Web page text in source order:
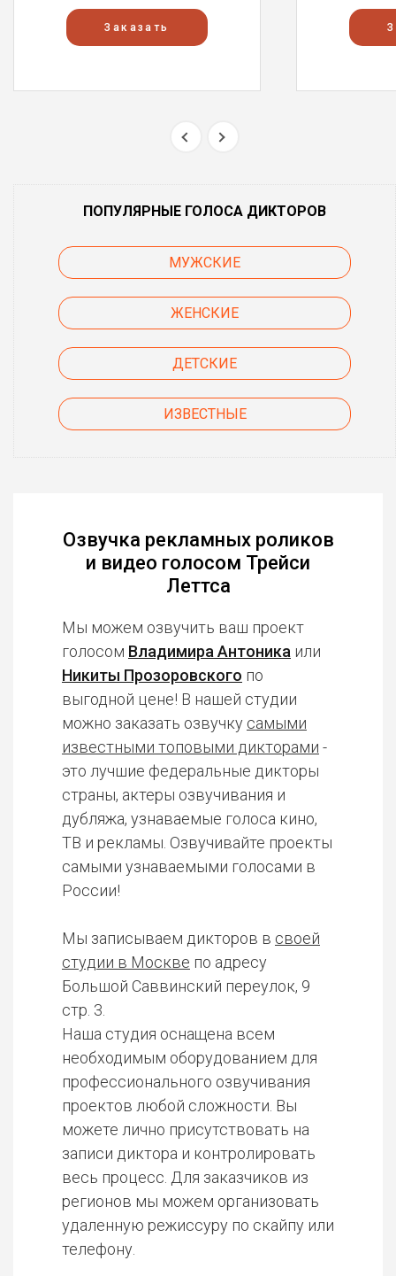
Заказать
ПОПУЛЯРНЫЕ ГОЛОСА ДИКТОРОВ
МУЖСКИЕ
ЖЕНСКИЕ
ДЕТСКИЕ
ИЗВЕСТНЫЕ
Озвучка рекламных роликов
и видео голосом Трейси
Леттса
Мы можем озвучить ваш проект
голосом Владимира Антоника или
Никиты Прозоровского по
выгодной цене! В нашей студии
можно заказать озвучку самыми
известными топовыми дикторами -
это лучшие федеральные дикторы
страны, актеры озвучивания и
дубляжа, узнаваемые голоса кино,
ТВ и рекламы. Озвучивайте проекты
самыми узнаваемыми голосами в
России!
Мы записываем дикторов в своей
студии в Москве по адресу
Большой Саввинский переулок, 9
стр. 3.
Наша студия оснащена всем
необходимым оборудованием для
профессионального озвучивания
проектов любой сложности. Вы
можете лично присутствовать на
записи диктора и контролировать
весь процесс. Для заказчиков из
регионов мы можем организовать
удаленную режиссуру по скайпу или
телефону.